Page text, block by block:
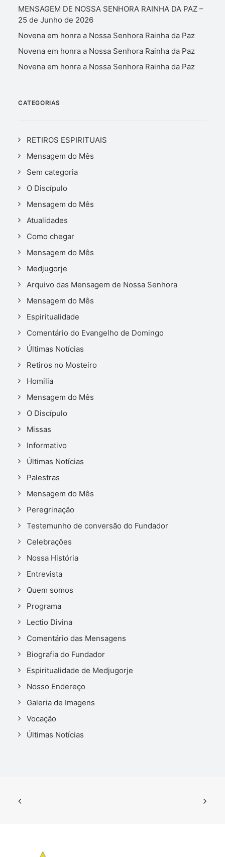
MENSAGEM DE NOSSA SENHORA RAINHA DA PAZ –
25 de Junho de 2026
Novena em honra a Nossa Senhora Rainha da Paz
Novena em honra a Nossa Senhora Rainha da Paz
Novena em honra a Nossa Senhora Rainha da Paz
CATEGORIAS
RETIROS ESPIRITUAIS
Mensagem do Mês
Sem categoria
O Discípulo
Mensagem do Mês
Atualidades
Como chegar
Mensagem do Mês
Medjugorje
Arquivo das Mensagem de Nossa Senhora
Mensagem do Mês
Espiritualidade
Comentário do Evangelho de Domingo
Últimas Notícias
Retiros no Mosteiro
Homilia
Mensagem do Mês
O Discípulo
Missas
Informativo
Últimas Notícias
Palestras
Mensagem do Mês
Peregrinação
Testemunho de conversão do Fundador
Celebrações
Nossa História
Entrevista
Quem somos
Programa
Lectio Divina
Comentário das Mensagens
Biografia do Fundador
Espiritualidade de Medjugorje
Nosso Endereço
Galeria de Imagens
Vocação
Últimas Notícias